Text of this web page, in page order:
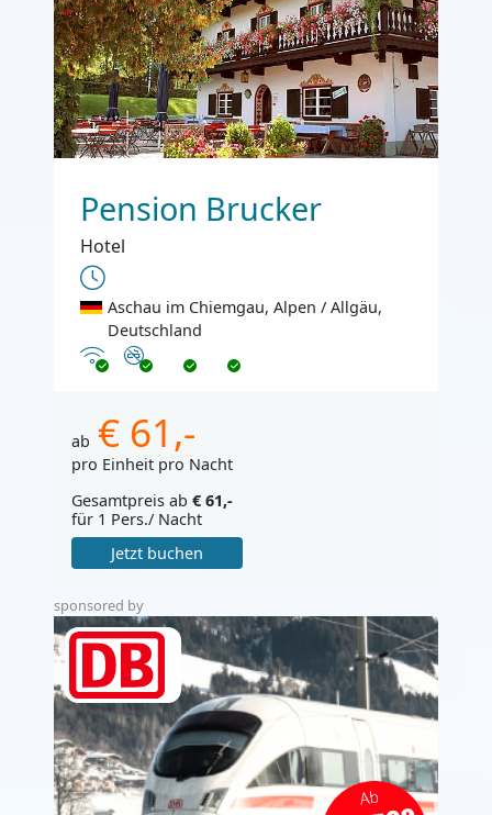
Pension Brucker
Hotel
Aschau im Chiemgau, Alpen / Allgäu,
Deutschland
InternetNichtraucher
ab € 61,-
pro Einheit pro Nacht
Gesamtpreis ab € 61,-
für 1 Pers./ Nacht
Jetzt buchen
sponsored by